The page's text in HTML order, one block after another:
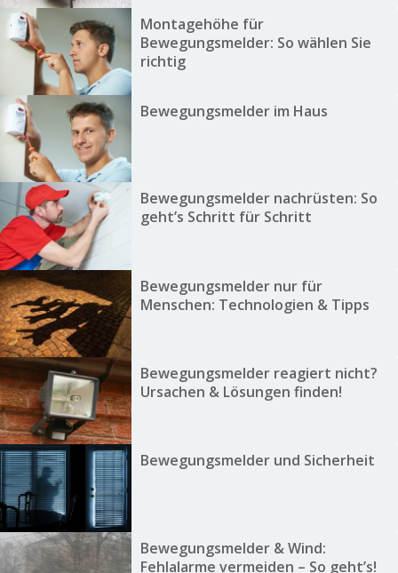
Montagehöhe für
Bewegungsmelder: So wählen Sie
richtig
Bewegungsmelder im Haus
Bewegungsmelder nachrüsten: So
geht’s Schritt für Schritt
Bewegungsmelder nur für
Menschen: Technologien & Tipps
Bewegungsmelder reagiert nicht?
Ursachen & Lösungen finden!
Bewegungsmelder und Sicherheit
Bewegungsmelder & Wind:
Fehlalarme vermeiden – So geht’s!